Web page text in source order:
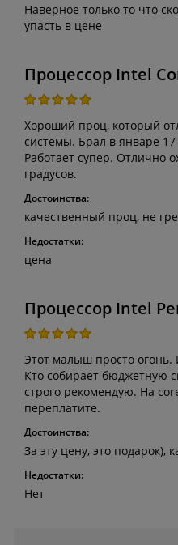
Наверное только то что
упасть в цене
Процессор Intel
Хороший проц, который
системы. Брал в январе
Работает супер. Отлично
градусов.
Достоинства:
качественный проц, не
Недостатки:
цена
Процессор Intel
Этот малыш просто
Кто собирает бюджетную
строго рекомендую. На
переплатите.
Достоинства:
За эту цену, это подарок),
Недостатки:
Нет